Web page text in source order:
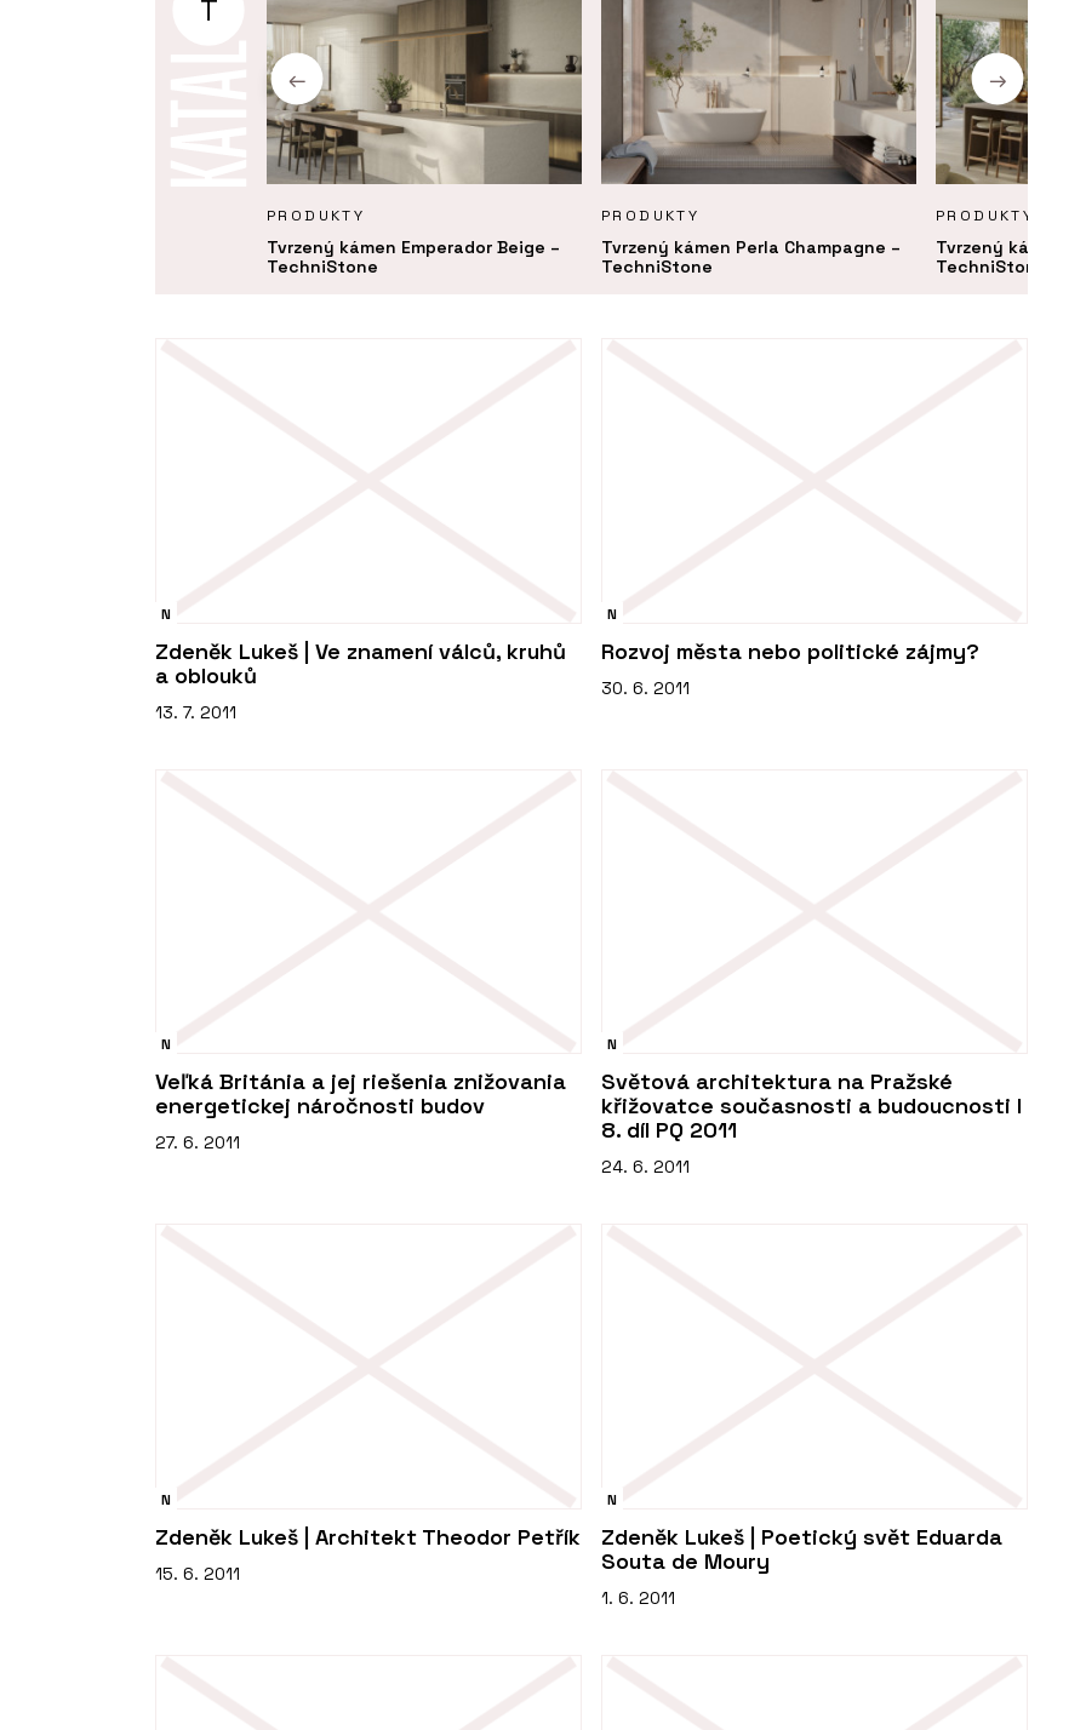
T
PRODUKTY
Tvrzený kámen Emperador Beige –
TechniStone
PRODUKTY
Tvrzený kámen Perla Champagne –
TechniStone
PRODUKTY
Tvrzený kámen
TechniStone
N
Zdeněk Lukeš | Ve znamení válců, kruhů
a oblouků
13. 7. 2011
N
Rozvoj města nebo politické zájmy?
30. 6. 2011
N
Veľká Británia a jej riešenia znižovania
energetickej náročnosti budov
27. 6. 2011
N
Světová architektura na Pražské
křižovatce současnosti a budoucnosti I
8. díl PQ 2011
24. 6. 2011
N
Zdeněk Lukeš | Architekt Theodor Petřík
15. 6. 2011
N
Zdeněk Lukeš | Poetický svět Eduarda
Souta de Moury
1. 6. 2011